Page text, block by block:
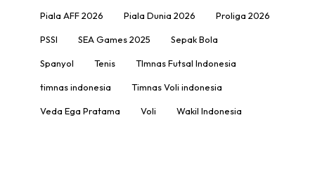
Piala AFF 2026 Piala Dunia 2026 Proliga 2026
PSSI SEA Games 2025 Sepak Bola
Spanyol Tenis TImnas Futsal Indonesia
timnas indonesia Timnas Voli indonesia
Veda Ega Pratama Voli Wakil Indonesia